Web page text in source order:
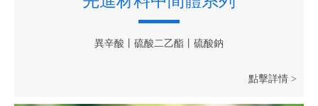
異辛酸丨硫酸二乙酯丨硫酸鈉
點擊詳情 >